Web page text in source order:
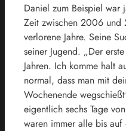
Daniel zum Beispiel
Zeit zwischen 2006 und
verlorene Jahre. Seine
seiner Jugend. „Der
Jahren. Ich komme halt
normal, dass man mit
Wochenende
eigentlich sechs Tage
waren immer alle bis auf